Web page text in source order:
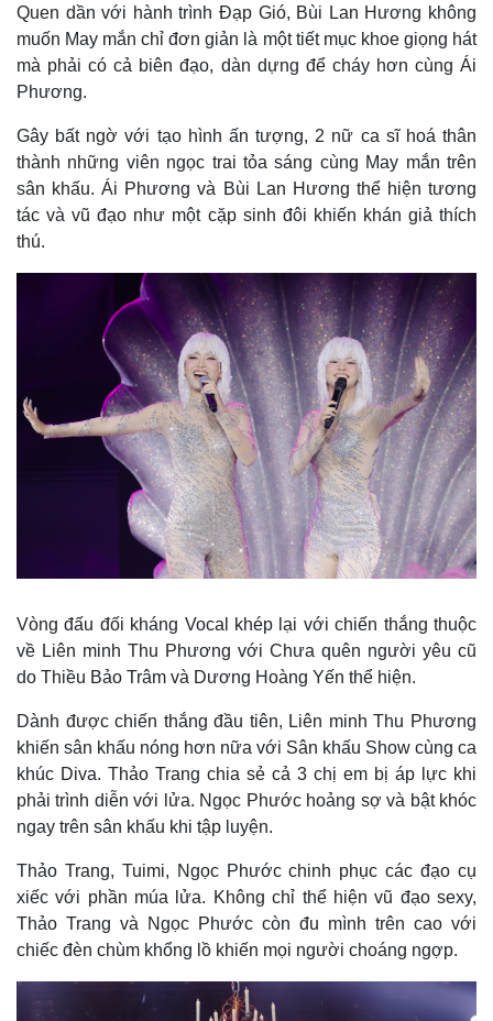
Thế giới
Quan sát
Cuộc sống đó đây
Hồ sơ
Multimedia
Video
Ảnh
Quen dần với hành trình Đạp Gió, Bùi Lan Hương không
muốn May mắn chỉ đơn giản là một tiết mục khoe giọng hát
mà phải có cả biên đạo, dàn dựng để cháy hơn cùng Ái
Phương.
Gây bất ngờ với tạo hình ấn tượng, 2 nữ ca sĩ hoá thân
thành những viên ngọc trai tỏa sáng cùng May mắn trên
sân khấu. Ái Phương và Bùi Lan Hương thể hiện tương
tác và vũ đạo như một cặp sinh đôi khiến khán giả thích
thú.
Vòng đấu đối kháng Vocal khép lại với chiến thắng thuộc
về Liên minh Thu Phương với Chưa quên người yêu cũ
do Thiều Bảo Trâm và Dương Hoàng Yến thể hiện.
Dành được chiến thắng đầu tiên, Liên minh Thu Phương
khiến sân khấu nóng hơn nữa với Sân khấu Show cùng ca
khúc Diva. Thảo Trang chia sẻ cả 3 chị em bị áp lực khi
phải trình diễn với lửa. Ngọc Phước hoảng sợ và bật khóc
ngay trên sân khấu khi tập luyện.
Thảo Trang, Tuimi, Ngọc Phước chinh phục các đạo cụ
xiếc với phần múa lửa. Không chỉ thể hiện vũ đạo sexy,
Thảo Trang và Ngọc Phước còn đu mình trên cao với
chiếc đèn chùm khổng lồ khiến mọi người choáng ngợp.